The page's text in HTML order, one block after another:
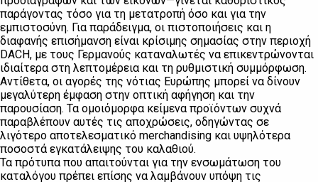
παράγοντας τόσο για τη μετατροπή όσο και για την
εμπιστοσύνη. Για παράδειγμα, οι πιστοποιήσεις και η
διαφανής επισήμανση είναι κρίσιμης σημασίας στην περιοχή
DACH, με τους Γερμανούς καταναλωτές να επικεντρώνονται
ιδιαίτερα στη λεπτομέρεια και τη ρυθμιστική συμμόρφωση.
Αντίθετα, οι αγορές της νότιας Ευρώπης μπορεί να δίνουν
μεγαλύτερη έμφαση στην οπτική αφήγηση και την
παρουσίαση. Τα ομοιόμορφα κείμενα προϊόντων συχνά
παραβλέπουν αυτές τις αποχρώσεις, οδηγώντας σε
λιγότερο αποτελεσματικό merchandising και υψηλότερα
ποσοστά εγκατάλειψης του καλαθιού.
Τα πρότυπα που απαιτούνται για την ενσωμάτωση του
καταλόγου πρέπει επίσης να λαμβάνουν υπόψη τις